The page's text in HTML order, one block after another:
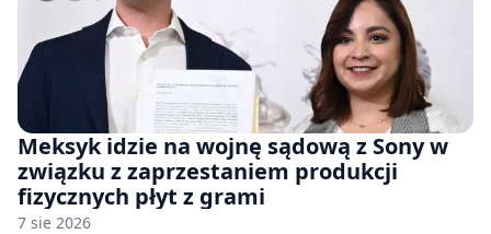
Meksyk idzie na wojnę sądową z Sony w
związku z zaprzestaniem produkcji
fizycznych płyt z grami
7 sie 2026